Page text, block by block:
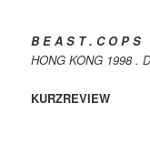
B E A S T . C O P S
HONG KONG 1998 .
KURZREVIEW